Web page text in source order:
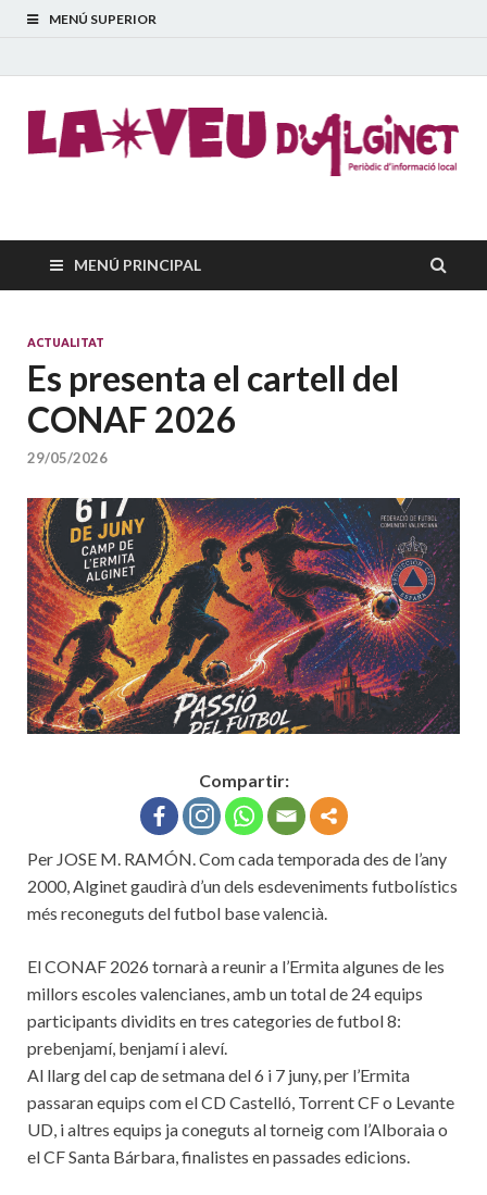
MENÚ SUPERIOR
La Veu d'Alginet
MENÚ PRINCIPAL
ACTUALITAT
Es presenta el cartell del
CONAF 2026
29/05/2026
Compartir:
Per JOSE M. RAMÓN. Com cada temporada des de l’any
2000, Alginet gaudirà d’un dels esdeveniments futbolístics
més reconeguts del futbol base valencià.
El CONAF 2026 tornarà a reunir a l’Ermita algunes de les
millors escoles valencianes, amb un total de 24 equips
participants dividits en tres categories de futbol 8:
prebenjamí, benjamí i aleví.
Al llarg del cap de setmana del 6 i 7 juny, per l’Ermita
passaran equips com el CD Castelló, Torrent CF o Levante
UD, i altres equips ja coneguts al torneig com l’Alboraia o
el CF Santa Bárbara, finalistes en passades edicions.